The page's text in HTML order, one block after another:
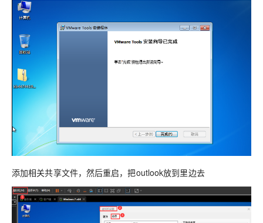
添加相关共享文件，然后重启，把outlook放到里边去